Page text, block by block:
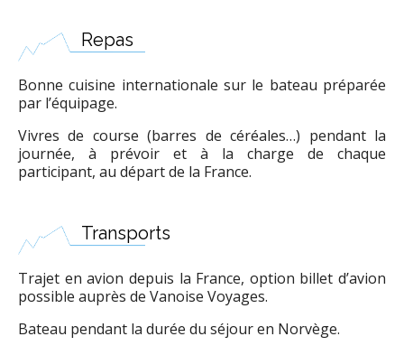
Repas
Bonne cuisine internationale sur le bateau préparée
par l’équipage.
Vivres de course (barres de céréales…) pendant la
journée, à prévoir et à la charge de chaque
participant, au départ de la France.
Transports
Trajet en avion depuis la France, option billet d’avion
possible auprès de Vanoise Voyages.
Bateau pendant la durée du séjour en Norvège.